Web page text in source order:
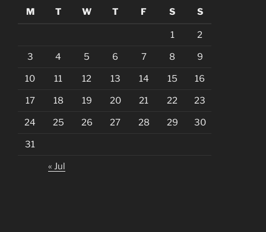
M
T W T F S S
1 2
3 4 5 6 7 8 9
10 11 12 13 14 15 16
17 18 19 20 21 22 23
24 25 26 27 28 29 30
31
« Jul